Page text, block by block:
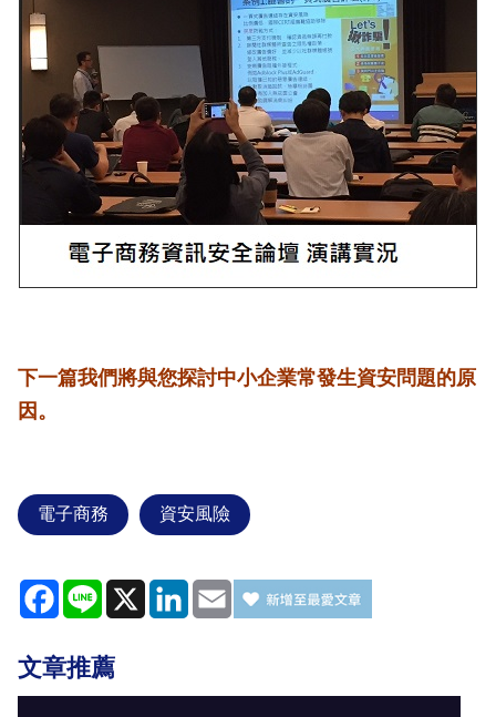
下一篇我們將與您探討中小企業常發生資安問題的原
因。
電子商務 資安風險
Facebook
Line X LinkedIn
Email
文章推薦